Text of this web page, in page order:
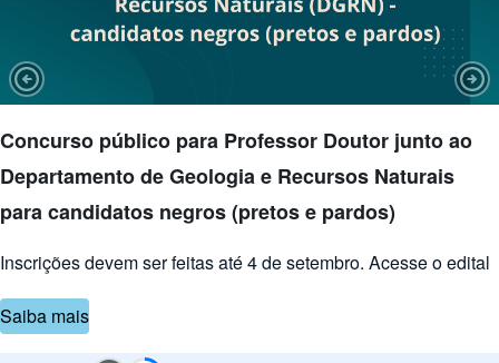
Concurso público para Professor Doutor junto ao
Departamento de Geologia e Recursos Naturais
para candidatos negros (pretos e pardos)
Inscrições devem ser feitas até 4 de setembro. Acesse o edital
Saiba mais
Previous Slide